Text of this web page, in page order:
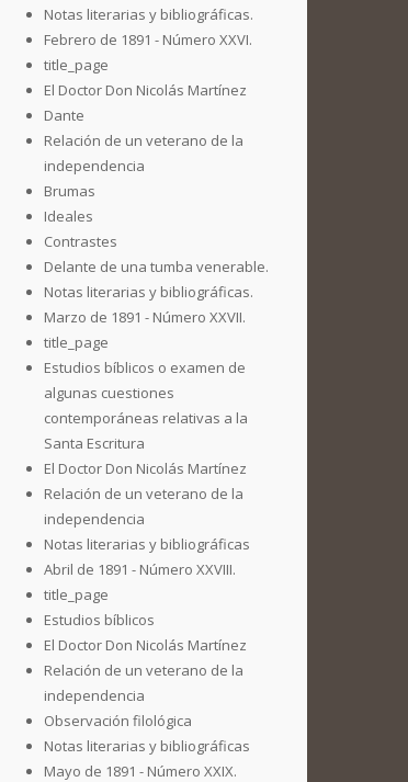
Notas literarias y bibliográficas.
Febrero de 1891 - Número XXVI.
title_page
El Doctor Don Nicolás Martínez
Dante
Relación de un veterano de la
independencia
Brumas
Ideales
Contrastes
Delante de una tumba venerable.
Notas literarias y bibliográficas.
Marzo de 1891 - Número XXVII.
title_page
Estudios bíblicos o examen de
algunas cuestiones
contemporáneas relativas a la
Santa Escritura
El Doctor Don Nicolás Martínez
Relación de un veterano de la
independencia
Notas literarias y bibliográficas
Abril de 1891 - Número XXVIII.
title_page
Estudios bíblicos
El Doctor Don Nicolás Martínez
Relación de un veterano de la
independencia
Observación filológica
Notas literarias y bibliográficas
Mayo de 1891 - Número XXIX.